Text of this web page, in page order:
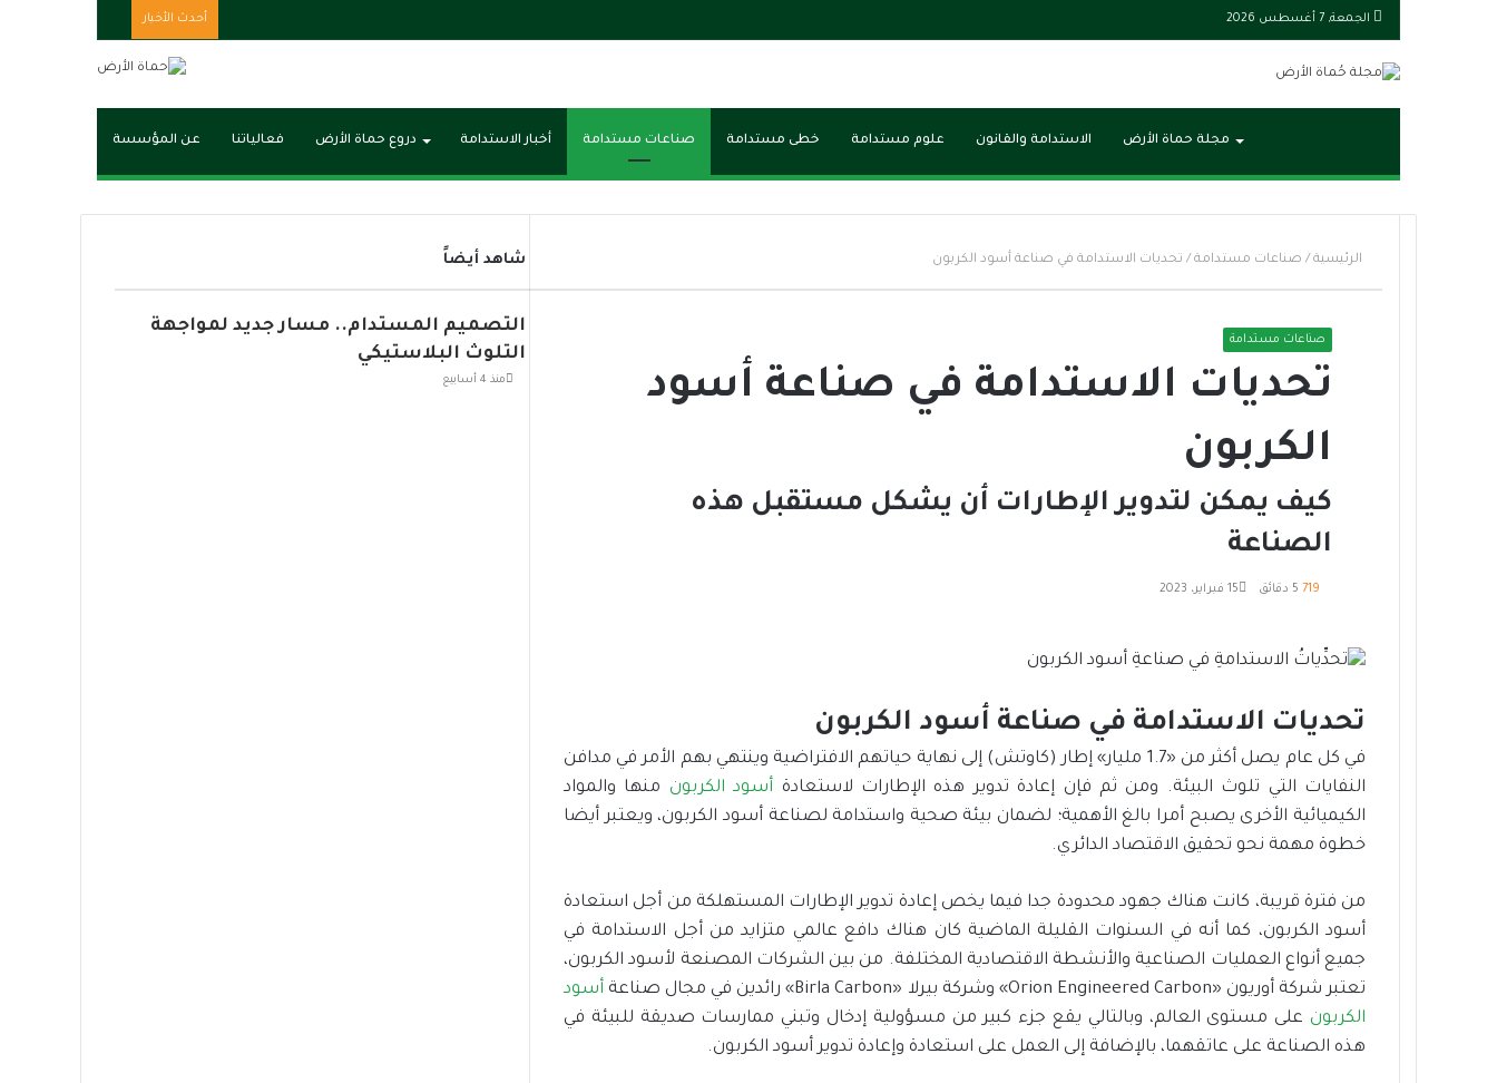
الجمعة, 7 أغسطس 2026 أحدث الأخبار
عشوائي
عن المؤسسة فعالياتنا دروع حماة الأرض أخبار الاستدامة صناعات مستدامة خطى مستدامة علوم مستدامة الاستدامة والقانون مجلة حماة الأرض
الرئيسية / صناعات مستدامة / تحديات الاستدامة في صناعة أسود الكربون
صناعات مستدامة
تحديات الاستدامة في صناعة أسود
الكربون
كيف يمكن لتدوير الإطارات أن يشكل مستقبل هذه
الصناعة
15 فبراير، 2023
ي
ب
و
ك
و
ت
ر
ي
ك
د
ن
ش
ك
ع
ر
ا
ي
د
ب
ة
تحديات الاستدامة في صناعة أسود الكربون
في كل عام يصل أكثر من «1.7 مليار» إطار (كاوتش) إلى نهاية حياتهم الافتراضية وينتهي بهم الأمر في مدافن
النفايات التي تلوث البيئة. ومن ثم فإن إعادة تدوير هذه الإطارات لاستعادة أسود الكربون منها والمواد
الكيميائية الأخرى يصبح أمرا بالغ الأهمية؛ لضمان بيئة صحية واستدامة لصناعة أسود الكربون، ويعتبر أيضا
خطوة مهمة نحو تحقيق الاقتصاد الدائري.
من فترة قريبة، كانت هناك جهود محدودة جدا فيما يخص إعادة تدوير الإطارات المستهلكة من أجل استعادة
أسود الكربون، كما أنه في السنوات القليلة الماضية كان هناك دافع عالمي متزايد من أجل الاستدامة في
جميع أنواع العمليات الصناعية والأنشطة الاقتصادية المختلفة. من بين الشركات المصنعة لأسود الكربون،
تعتبر شركة أوريون «Orion Engineered Carbon» وشركة بيرلا «Birla Carbon» رائدين في مجال صناعة
أسود
الكربون على مستوى العالم، وبالتالي يقع جزء كبير من مسؤولية إدخال وتبني ممارسات صديقة للبيئة في
هذه الصناعة على عاتقهما، بالإضافة إلى العمل على استعادة وإعادة تدوير أسود الكربون.
شاهد أيضاً
ل
ا
التصميم المستدام.. مسار جديد لمواجهة
التلوث البلاستيكي
منذ 4 أسابيع